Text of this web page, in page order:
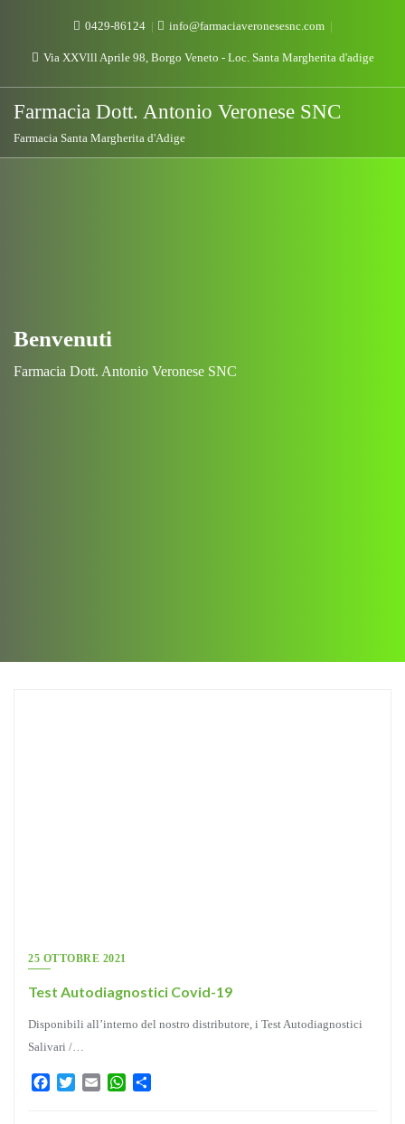
0429-86124 info@farmaciaveronesesnc.com
Via XXVlll Aprile 98, Borgo Veneto - Loc. Santa Margherita d'adige
Farmacia Dott. Antonio Veronese SNC
Farmacia Santa Margherita d'Adige
Benvenuti
Farmacia Dott. Antonio Veronese SNC
25 OTTOBRE 2021
Test Autodiagnostici Covid-19
Disponibili all’interno del nostro distributore, i Test Autodiagnostici
Salivari /…
FacebookTwitterEmail WhatsApp